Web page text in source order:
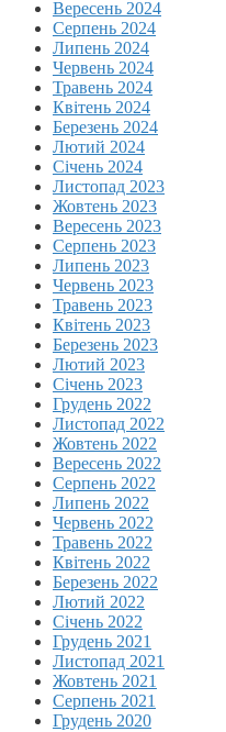
Вересень 2024
Серпень 2024
Липень 2024
Червень 2024
Травень 2024
Квітень 2024
Березень 2024
Лютий 2024
Січень 2024
Листопад 2023
Жовтень 2023
Вересень 2023
Серпень 2023
Липень 2023
Червень 2023
Травень 2023
Квітень 2023
Березень 2023
Лютий 2023
Січень 2023
Грудень 2022
Листопад 2022
Жовтень 2022
Вересень 2022
Серпень 2022
Липень 2022
Червень 2022
Травень 2022
Квітень 2022
Березень 2022
Лютий 2022
Січень 2022
Грудень 2021
Листопад 2021
Жовтень 2021
Серпень 2021
Грудень 2020